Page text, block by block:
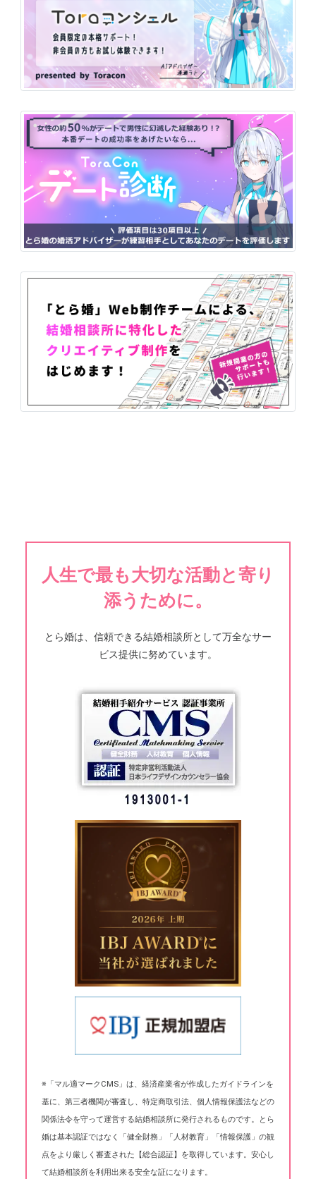
人生で最も大切な活動と寄り
添うために。
とら婚は、信頼できる結婚相談所として万全なサー
ビス提供に努めています。
※「マル適マークCMS」は、経済産業省が作成したガイドラインを
基に、第三者機関が審査し、特定商取引法、個人情報保護法などの
関係法令を守って運営する結婚相談所に発行されるものです。とら
婚は基本認証ではなく「健全財務」「人材教育」「情報保護」の観
点をより厳しく審査された【総合認証】を取得しています。安心し
て結婚相談所を利用出来る安全な証になります。